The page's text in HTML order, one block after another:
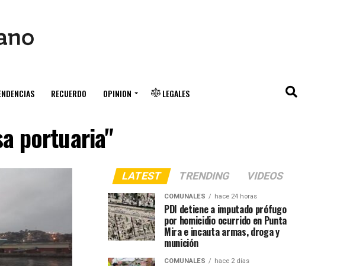
RECUERDO OPINION LEGALES
portuaria"
LATEST TRENDING VIDEOS
COMUNALES hace 24 horas
PDI detiene a imputado prófugo
por homicidio ocurrido en Punta
Mira e incauta armas, droga y
munición
COMUNALES hace 2 días